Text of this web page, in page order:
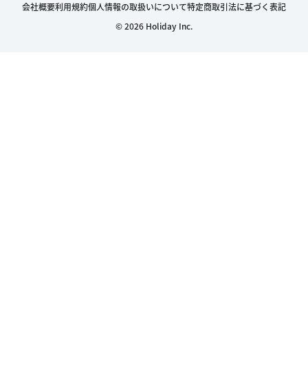
会社概要利用規約個人情報の取扱いについて特定商取引法に基づく表記
© 2026 Holiday Inc.